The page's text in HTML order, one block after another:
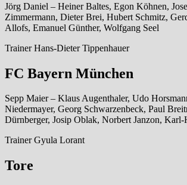
Jörg Daniel – Heiner Baltes, Egon Köhnen,
Zimmermann, Dieter Brei, Hubert Schmitz,
Allofs, Emanuel Günther, Wolfgang Seel
Trainer Hans-Dieter Tippenhauer
FC Bayern München
Sepp Maier – Klaus Augenthaler, Udo
Niedermayer, Georg Schwarzenbeck, Paul
Dürnberger, Josip Oblak, Norbert Janzon,
Trainer Gyula Lorant
Tore